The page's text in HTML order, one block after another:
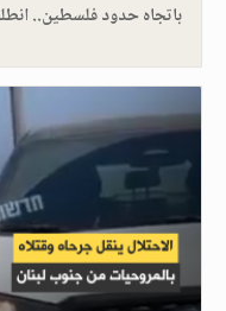
باتجاه حدود فلسطين..